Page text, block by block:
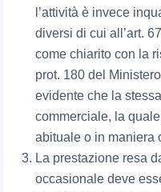
l’attività è invece
diversi di cui all’art.
come chiarito con la
prot. 180 del
evidente che la
commerciale, la
abituale o in maniera
La prestazione resa
occasionale deve